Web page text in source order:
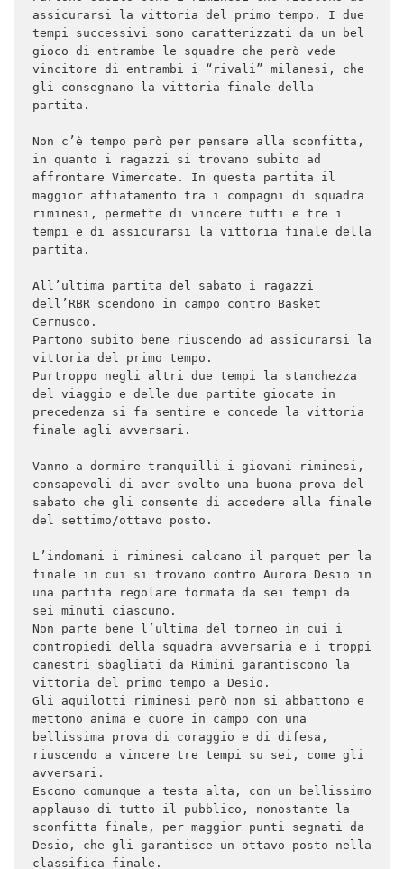
assicurarsi la vittoria del primo tempo. I due
tempi successivi sono caratterizzati da un bel
gioco di entrambe le squadre che però vede
vincitore di entrambi i “rivali” milanesi, che
gli consegnano la vittoria finale della
partita.
Non c’è tempo però per pensare alla sconfitta,
in quanto i ragazzi si trovano subito ad
affrontare Vimercate. In questa partita il
maggior affiatamento tra i compagni di squadra
riminesi, permette di vincere tutti e tre i
tempi e di assicurarsi la vittoria finale della
partita.
All’ultima partita del sabato i ragazzi
dell’RBR scendono in campo contro Basket
Cernusco.
Partono subito bene riuscendo ad assicurarsi la
vittoria del primo tempo.
Purtroppo negli altri due tempi la stanchezza
del viaggio e delle due partite giocate in
precedenza si fa sentire e concede la vittoria
finale agli avversari.
Vanno a dormire tranquilli i giovani riminesi,
consapevoli di aver svolto una buona prova del
sabato che gli consente di accedere alla finale
del settimo/ottavo posto.
L’indomani i riminesi calcano il parquet per la
finale in cui si trovano contro Aurora Desio in
una partita regolare formata da sei tempi da
sei minuti ciascuno.
Non parte bene l’ultima del torneo in cui i
contropiedi della squadra avversaria e i troppi
canestri sbagliati da Rimini garantiscono la
vittoria del primo tempo a Desio.
Gli aquilotti riminesi però non si abbattono e
mettono anima e cuore in campo con una
bellissima prova di coraggio e di difesa,
riuscendo a vincere tre tempi su sei, come gli
avversari.
Escono comunque a testa alta, con un bellissimo
applauso di tutto il pubblico, nonostante la
sconfitta finale, per maggior punti segnati da
Desio, che gli garantisce un ottavo posto nella
classifica finale.